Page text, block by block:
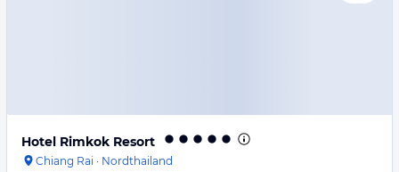
Hotel Rimkok Resort
Chiang Rai · Nordthailand